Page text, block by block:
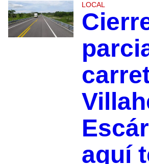
LOCAL
aquí